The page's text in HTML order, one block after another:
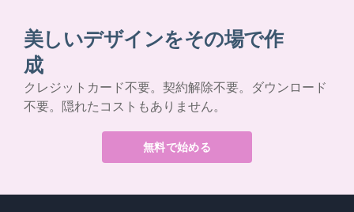
美しいデザインをその場で作
成
クレジットカード不要。契約解除不要。ダウンロード
不要。隠れたコストもありません。
無料で始める